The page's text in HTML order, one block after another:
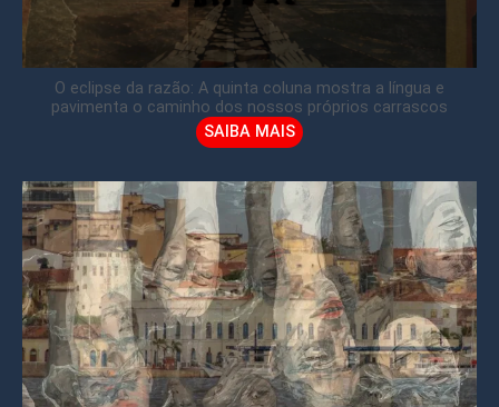
O eclipse da razão: A quinta coluna mostra a língua e
pavimenta o caminho dos nossos próprios carrascos
SAIBA MAIS